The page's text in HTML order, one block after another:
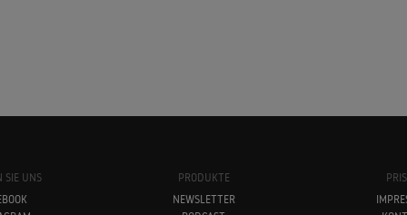
SIE UNS
PRODUKTE
NEWSLETTER